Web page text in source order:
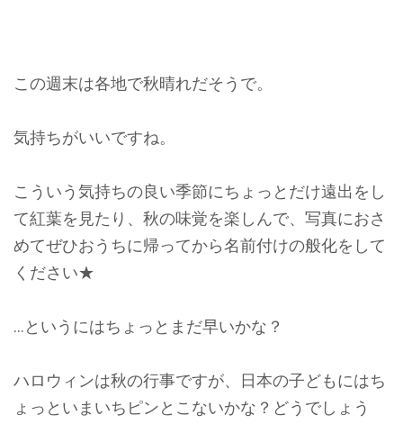
この週末は各地で秋晴れだそうで。
気持ちがいいですね。
こういう気持ちの良い季節にちょっとだけ遠出をし
て紅葉を見たり、秋の味覚を楽しんで、写真におさ
めてぜひおうちに帰ってから名前付けの般化をして
ください★
…というにはちょっとまだ早いかな？
ハロウィンは秋の行事ですが、日本の子どもにはち
ょっといまいちピンとこないかな？どうでしょう